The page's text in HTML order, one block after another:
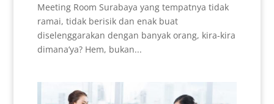
Meeting Room Surabaya yang tempatnya tidak
ramai, tidak berisik dan enak buat
diselenggarakan dengan banyak orang, kira-kira
dimana’ya? Hem, bukan...